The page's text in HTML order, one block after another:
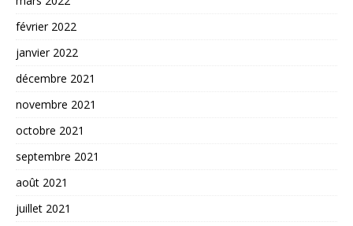
février 2022
janvier 2022
décembre 2021
novembre 2021
octobre 2021
septembre 2021
août 2021
juillet 2021